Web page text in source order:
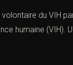
du VIH
humaine (VIH).